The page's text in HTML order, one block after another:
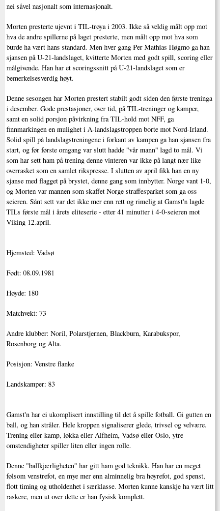
nei såvel nasjonalt som internasjonalt.
Morten presterte ujevnt i TIL-trøya i 2003. Ikke så veldig målt opp mot
hva de andre spillerne på laget presterte, men målt opp mot hva som
burde ha vært hans standard. Men hver gang Per Mathias Høgmo ga han
sjansen på U-21-landslaget, kvitterte Morten med godt spill, scoring eller
målgivende. Han har et scoringssnitt på U-21-landslaget som er
bemerkelsesverdig høyt.
Denne sesongen har Morten prestert stabilt godt siden den første treninga
i desember. Gode prestasjoner, over tid, på TIL-treninger og kamper,
samt en solid porsjon påvirkning fra TIL-hold mot NFF, ga
finnmarkingen en mulighet i A-landslagstroppen borte mot Nord-Irland.
Solid spill på landslagstreningene i forkant av kampen ga han sjansen fra
start, og før første omgang var slutt hadde "vår mann" lagd to mål. Vi
som har sett ham på trening denne vinteren var ikke på langt nær like
overrasket som en samlet rikspresse. I slutten av april fikk han en ny
sjanse med flagget på brystet, denne gang som innbytter. Norge vant 1-0,
og Morten var mannen som skaffet Norge straffesparket som ga oss
seieren. Sånt sett var det ikke mer enn rett og rimelig at Gamst'n lagde
TILs første mål i årets eliteserie - etter 41 minutter i 4-0-seieren mot
Viking 12.april.
Hjemsted: Vadsø
Født: 08.09.1981
Høyde: 180
Matchvekt: 73
Andre klubber: Noril, Polarstjernen, Blackburn, Karabukspor,
Rosenborg og Alta.
Posisjon: Venstre flanke
Landskamper: 83
Gamst'n har ei ukomplisert innstilling til det å spille fotball. Gi gutten en
ball, og han stråler. Hele kroppen signaliserer glede, trivsel og velvære.
Trening eller kamp, løkka eller Alfheim, Vadsø eller Oslo, ytre
omstendigheter spiller liten eller ingen rolle.
Denne "ballkjærligheten" har gitt ham god teknikk. Han har en meget
følsom venstrefot, en mye mer enn alminnelig bra høyrefot, god spenst,
flott timing og utholdenhet i særklasse. Morten kunne kanskje ha vært litt
raskere, men ut over dette er han fysisk komplett.